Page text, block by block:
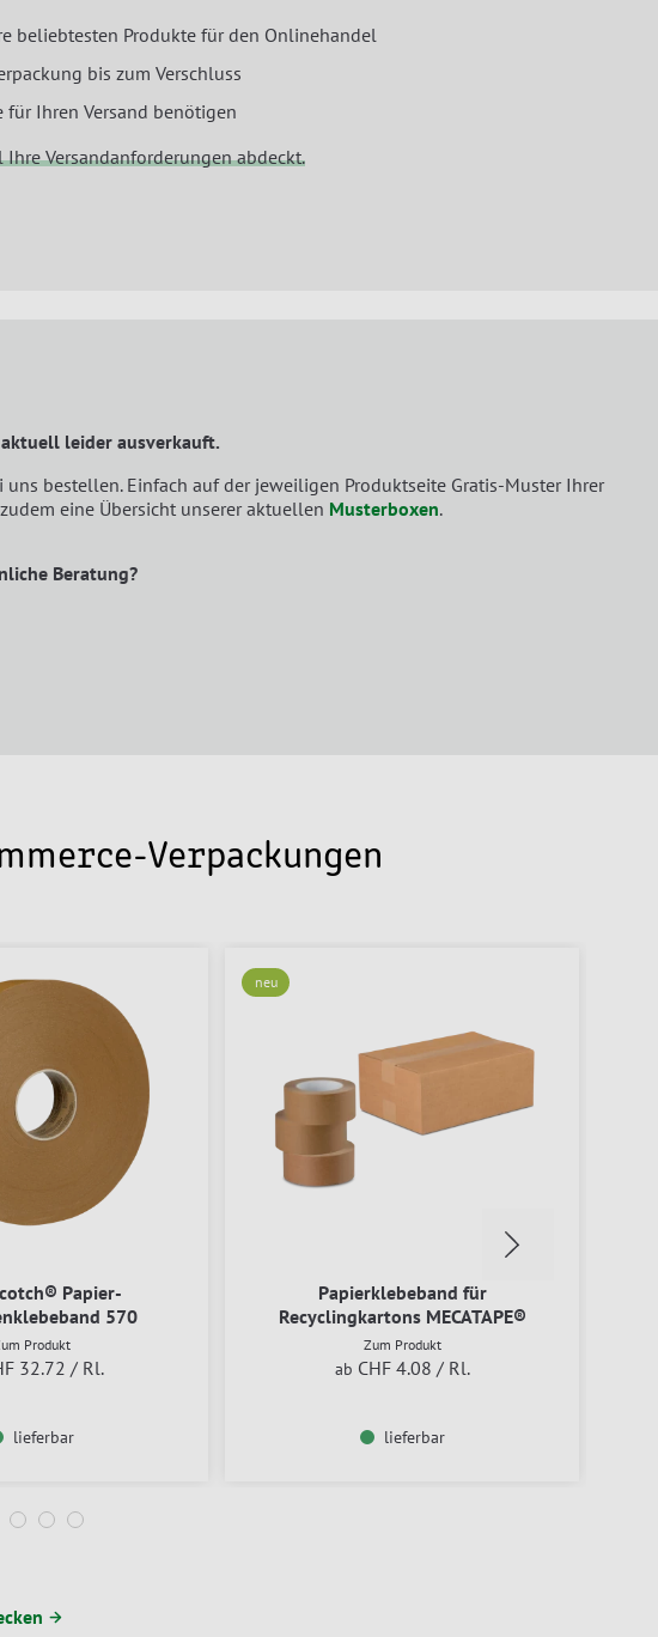
beliebtesten Produkte für den Onlinehandel
bis zum Verschluss
für Ihren Versand benötigen
Ihre Versandanforderungen abdeckt.
leider ausverkauft.
bestellen. Einfach auf der jeweiligen Produktseite Gratis-Muster Ihrer
eine Übersicht unserer aktuellen Musterboxen.
Beratung?
Verpackungen
Papier-
570
Produkt
32.72 / Rl.
lieferbar
neu
Papierklebeband für
Recyclingkartons MECATAPE®
Zum Produkt
ab CHF 4.08 / Rl.
lieferbar
→